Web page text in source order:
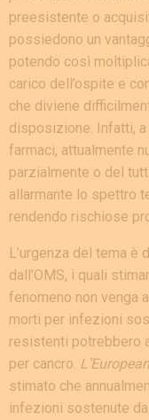
preesistente o
possiedono un
potendo così
carico dell’ospite e
che diviene
disposizione. Infatti,
farmaci, attualmente
parzialmente o del
allarmante lo spettro
rendendo rischiose
L’urgenza del tema
dall’OMS, i quali
fenomeno non venga
morti per infezioni
resistenti potrebbero
per cancro.
stimato che
infezioni sostenute